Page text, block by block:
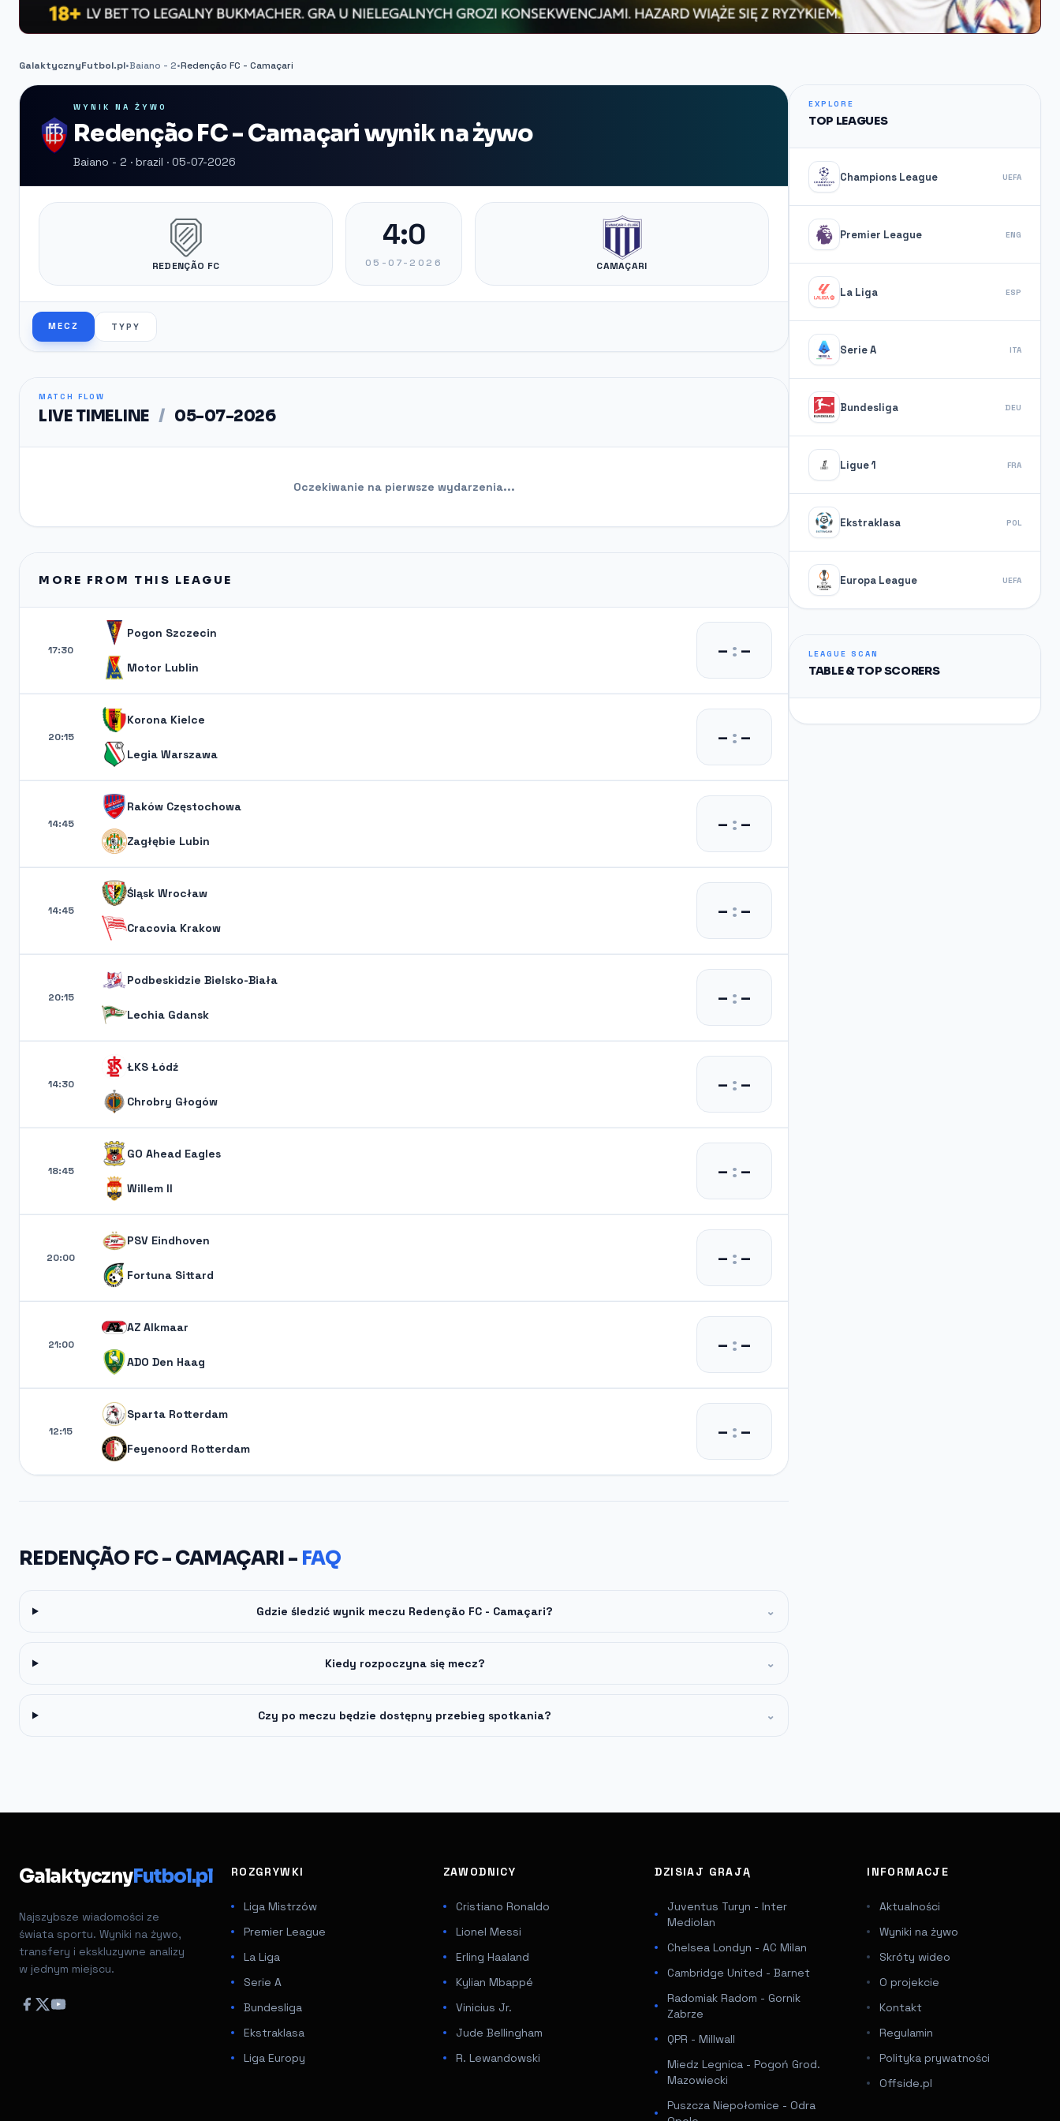
GalaktycznyFutbol.pl•Baiano - 2•Redenção FC - Camaçari
WYNIK NA ŻYWO
Redenção FC - Camaçari wynik na żywo
Baiano - 2 · brazil · 05-07-2026
REDENÇÃO FC
4:0
05-07-2026 CAMAÇARI
MECZ TYPY
MATCH FLOW
LIVE TIMELINE / 05-07-2026
Oczekiwanie na pierwsze wydarzenia...
MORE FROM THIS LEAGUE
17:30
Pogon Szczecin
Motor Lublin
– :–
20:15
Korona Kielce
Legia Warszawa
– :–
14:45
Raków Częstochowa
Zagłębie Lubin
– :–
14:45
Śląsk Wrocław
Cracovia Krakow
– :–
20:15
Podbeskidzie Bielsko-Biała
Lechia Gdansk
– :–
14:30
ŁKS Łódź
Chrobry Głogów
– :–
18:45
GO Ahead Eagles
Willem II
– :–
20:00
PSV Eindhoven
Fortuna Sittard
– :–
21:00
AZ Alkmaar
ADO Den Haag
– :–
12:15
Sparta Rotterdam
Feyenoord Rotterdam
– :–
REDENÇÃO FC - CAMAÇARI - FAQ
Gdzie śledzić wynik meczu Redenção FC - Camaçari? ⌄
Kiedy rozpoczyna się mecz? ⌄
Czy po meczu będzie dostępny przebieg spotkania? ⌄
EXPLORE
TOP LEAGUES
Champions League UEFA
Premier League ENG
La Liga ESP
Serie A ITA
Bundesliga DEU
Ligue 1 FRA
Ekstraklasa POL
Europa League UEFA
LEAGUE SCAN
TABLE & TOP SCORERS
GalaktycznyFutbol.pl
Najszybsze wiadomości ze
świata sportu. Wyniki na żywo,
transfery i ekskluzywne analizy
w jednym miejscu.
ROZGRYWKI
Liga Mistrzów
Premier League
La Liga
Serie A
Bundesliga
Ekstraklasa
Liga Europy
ZAWODNICY
Cristiano Ronaldo
Lionel Messi
Erling Haaland
Kylian Mbappé
Vinicius Jr.
Jude Bellingham
R. Lewandowski
DZISIAJ GRAJĄ
Juventus Turyn - Inter
Mediolan
Chelsea Londyn - AC Milan
Cambridge United - Barnet
Radomiak Radom - Gornik
Zabrze
QPR - Millwall
Miedz Legnica - Pogoń Grod.
Mazowiecki
Puszcza Niepołomice - Odra
INFORMACJE
Aktualności
Wyniki na żywo
Skróty wideo
O projekcie
Kontakt
Regulamin
Polityka prywatności
Offside.pl